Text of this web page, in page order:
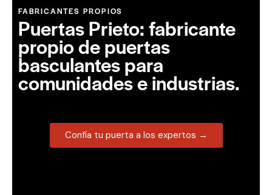
FABRICANTES PROPIOS
Puertas Prieto: fabricante
propio de puertas
basculantes para
comunidades e industrias.
Confía tu puerta a los expertos →